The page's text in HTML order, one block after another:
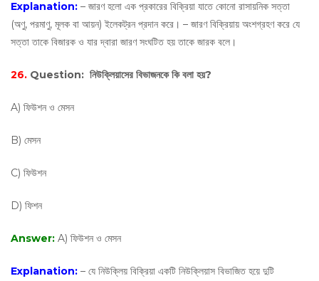
Explanation: – জারণ হলো এক প্রকারের বিক্রিয়া যাতে কোনো রাসায়নিক সত্তা
(অণু, পরমাণু, মূলক বা আয়ন) ইলেকট্রন প্রদান করে। – জারণ বিক্রিয়ায় অংশগ্রহণ করে যে
সত্তা তাকে বিজারক ও যার দ্বারা জারণ সংঘটিত হয় তাকে জারক বলে।
26. Question: নিউক্লিয়াসের বিভাজনকে কি বলা হয়?
A) ফিউশন ও মেসন
B) মেসন
C) ফিউশন
D) ফিশন
Answer: A) ফিউশন ও মেসন
Explanation: – যে নিউক্লিয় বিক্রিয়া একটি নিউক্লিয়াস বিভাজিত হয়ে দুটি